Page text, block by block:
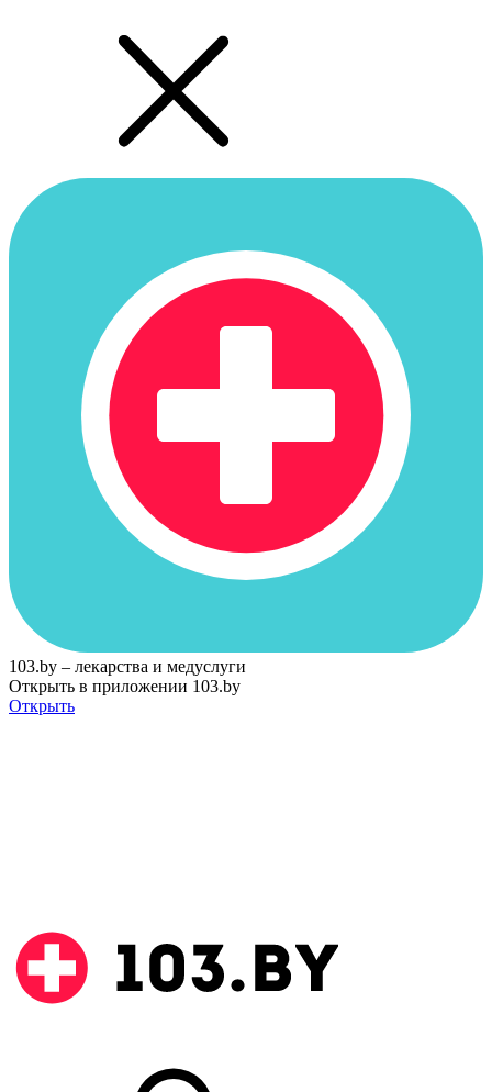
103.by – лекарства и медуслуги
Открыть в приложении 103.by
Открыть